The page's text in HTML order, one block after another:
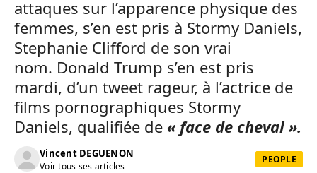
attaques sur l’apparence physique des
femmes, s’en est pris à Stormy Daniels,
Stephanie Clifford de son vrai
nom. Donald Trump s’en est pris
mardi, d’un tweet rageur, à l’actrice de
films pornographiques Stormy
Daniels, qualifiée de « face de cheval ».
Vincent DEGUENON
Voir tous ses articles
PEOPLE